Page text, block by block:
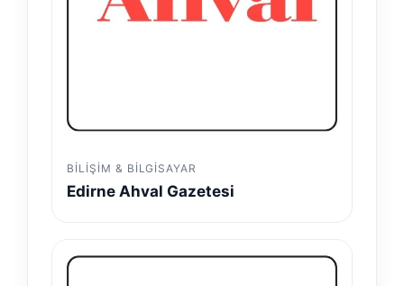
BILIŞIM & BILGISAYAR
Edirne Ahval Gazetesi